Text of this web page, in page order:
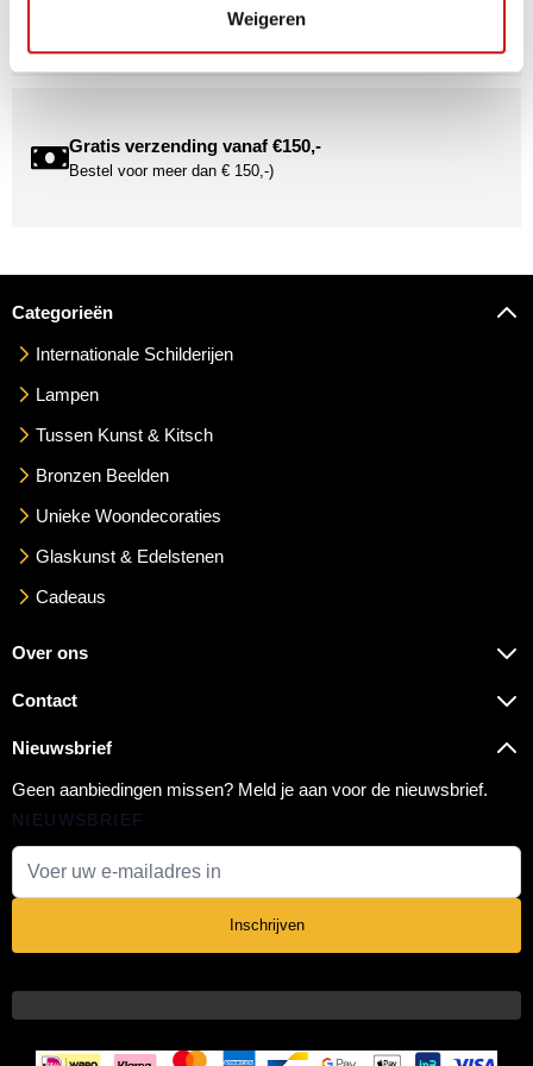
Weigeren
exclusieve uitnodigingen voor exposities én ontdek de
Gratis verzending vanaf €150,-
Bestel voor meer dan € 150,-)
Categorieën
Internationale Schilderijen
Lampen
Tussen Kunst & Kitsch
Bronzen Beelden
Unieke Woondecoraties
Glaskunst & Edelstenen
Cadeaus
Over ons
Contact
Nieuwsbrief
Geen aanbiedingen missen? Meld je aan voor de nieuwsbrief.
NIEUWSBRIEF
Inschrijven